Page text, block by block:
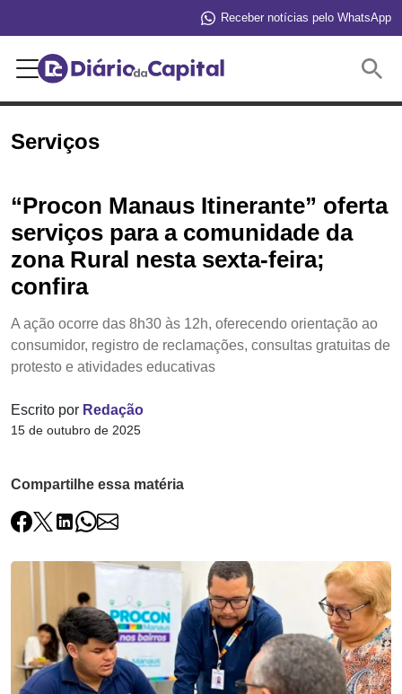
Receber notícias pelo WhatsApp
Serviços
“Procon Manaus Itinerante” oferta
serviços para a comunidade da
zona Rural nesta sexta-feira;
confira
A ação ocorre das 8h30 às 12h, oferecendo orientação ao
consumidor, registro de reclamações, consultas gratuitas de
protesto e atividades educativas
Escrito por Redação
15 de outubro de 2025
Compartilhe essa matéria